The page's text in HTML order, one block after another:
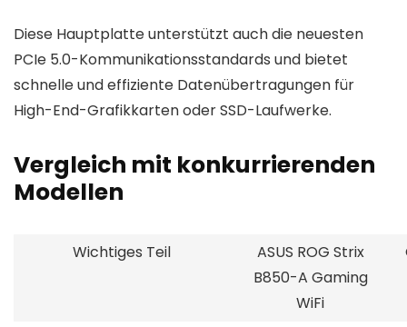
Diese Hauptplatte unterstützt auch die neuesten
PCIe 5.0-Kommunikationsstandards und bietet
schnelle und effiziente Datenübertragungen für
High-End-Grafikkarten oder SSD-Laufwerke.
Vergleich mit konkurrierenden
Modellen
Wichtiges Teil
ASUS ROG Strix
B850-A Gaming
WiFi